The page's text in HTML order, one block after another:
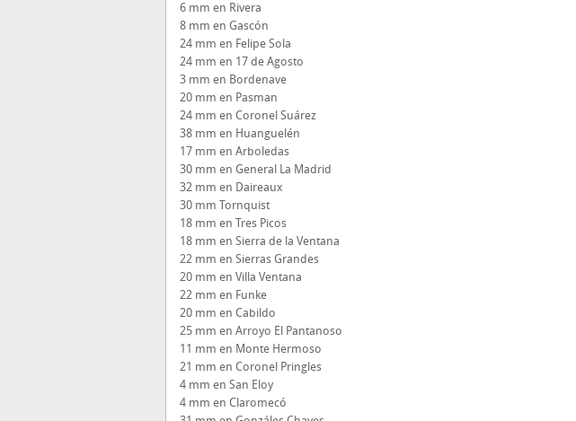
6 mm en Rivera
8 mm en Gascón
24 mm en Felipe Sola
24 mm en 17 de Agosto
3 mm en Bordenave
20 mm en Pasman
24 mm en Coronel Suárez
38 mm en Huanguelén
17 mm en Arboledas
30 mm en General La Madrid
32 mm en Daireaux
30 mm Tornquist
18 mm en Tres Picos
18 mm en Sierra de la Ventana
22 mm en Sierras Grandes
20 mm en Villa Ventana
22 mm en Funke
20 mm en Cabildo
25 mm en Arroyo El Pantanoso
11 mm en Monte Hermoso
21 mm en Coronel Pringles
4 mm en San Eloy
4 mm en Claromecó